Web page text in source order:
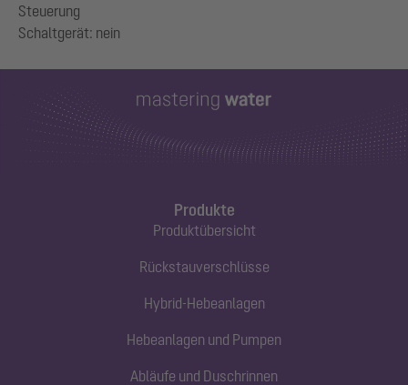
Steuerung
Produkte
Produktübersicht
Rückstauverschlüsse
Hybrid-Hebeanlagen
Hebeanlagen und Pumpen
Abläufe und Duschrinnen